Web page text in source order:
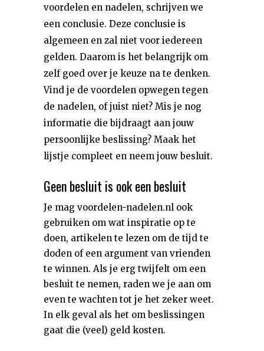
voordelen en nadelen, schrijven we
een conclusie. Deze conclusie is
algemeen en zal niet voor iedereen
gelden. Daarom is het belangrijk om
zelf goed over je keuze na te denken.
Vind je de voordelen opwegen tegen
de nadelen, of juist niet? Mis je nog
informatie die bijdraagt aan jouw
persoonlijke beslissing? Maak het
lijstje compleet en neem jouw besluit.
Geen besluit is ook een besluit
Je mag voordelen-nadelen.nl ook
gebruiken om wat inspiratie op te
doen, artikelen te lezen om de tijd te
doden of een argument van vrienden
te winnen. Als je erg twijfelt om een
besluit te nemen, raden we je aan om
even te wachten tot je het zeker weet.
In elk geval als het om beslissingen
gaat die (veel) geld kosten.